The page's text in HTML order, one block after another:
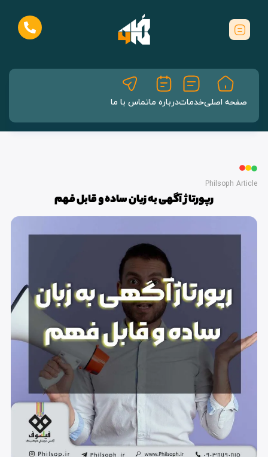
صفحه اصلیخدماتدرباره ماتماس با ما
Philsoph Article
رپورتاژ آگهی به زبان ساده و قابل فهم